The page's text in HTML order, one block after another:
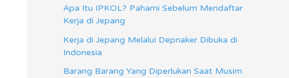
Apa Itu IPKOL? Pahami Sebelum Mendaftar
Kerja di Jepang
Kerja di Jepang Melalui Depnaker Dibuka di
Indonesia
Barang Barang Yang Diperlukan Saat Musim